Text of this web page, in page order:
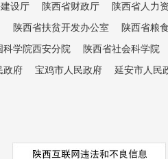
设厅 陕西省财政厅 陕西省人力
陕西省扶贫开发办公室 陕西省粮
科学院西安分院 陕西省社会科学院
政府 宝鸡市人民政府 延安市人民